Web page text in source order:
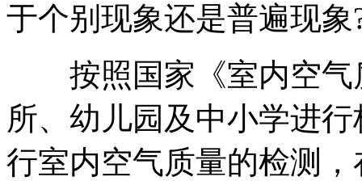
于个别现象还是普遍现象
按照国家《室内空气
所、幼儿园及中小学进
行室内空气质量的检测